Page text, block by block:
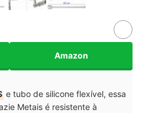
Amazon
e tubo de silicone flexível, essa
Metais é resistente à